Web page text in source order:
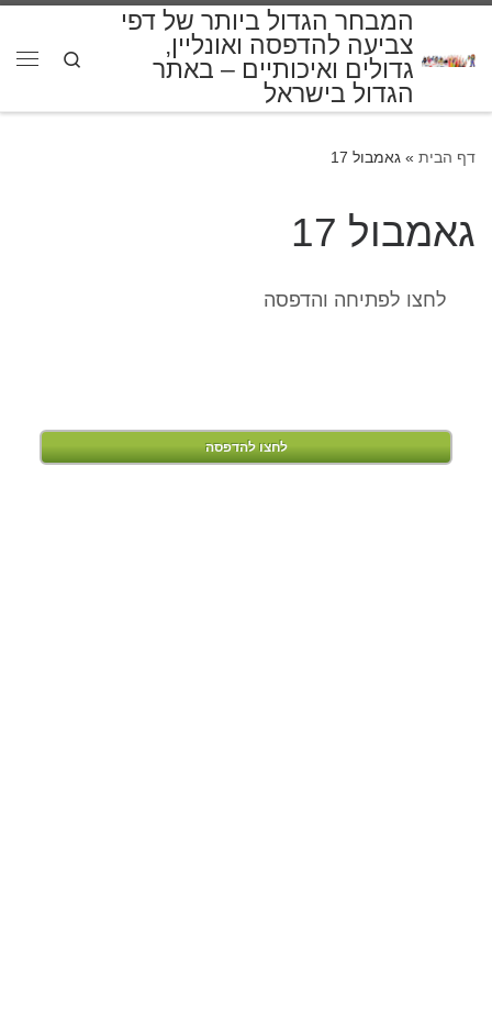
המבחר הגדול ביותר של דפי
צביעה להדפסה ואונליין,
גדולים ואיכותיים – באתר
הגדול בישראל
Search
דף הבית » גאמבול 17
גאמבול 17
לחצו לפתיחה והדפסה
לחצו להדפסה